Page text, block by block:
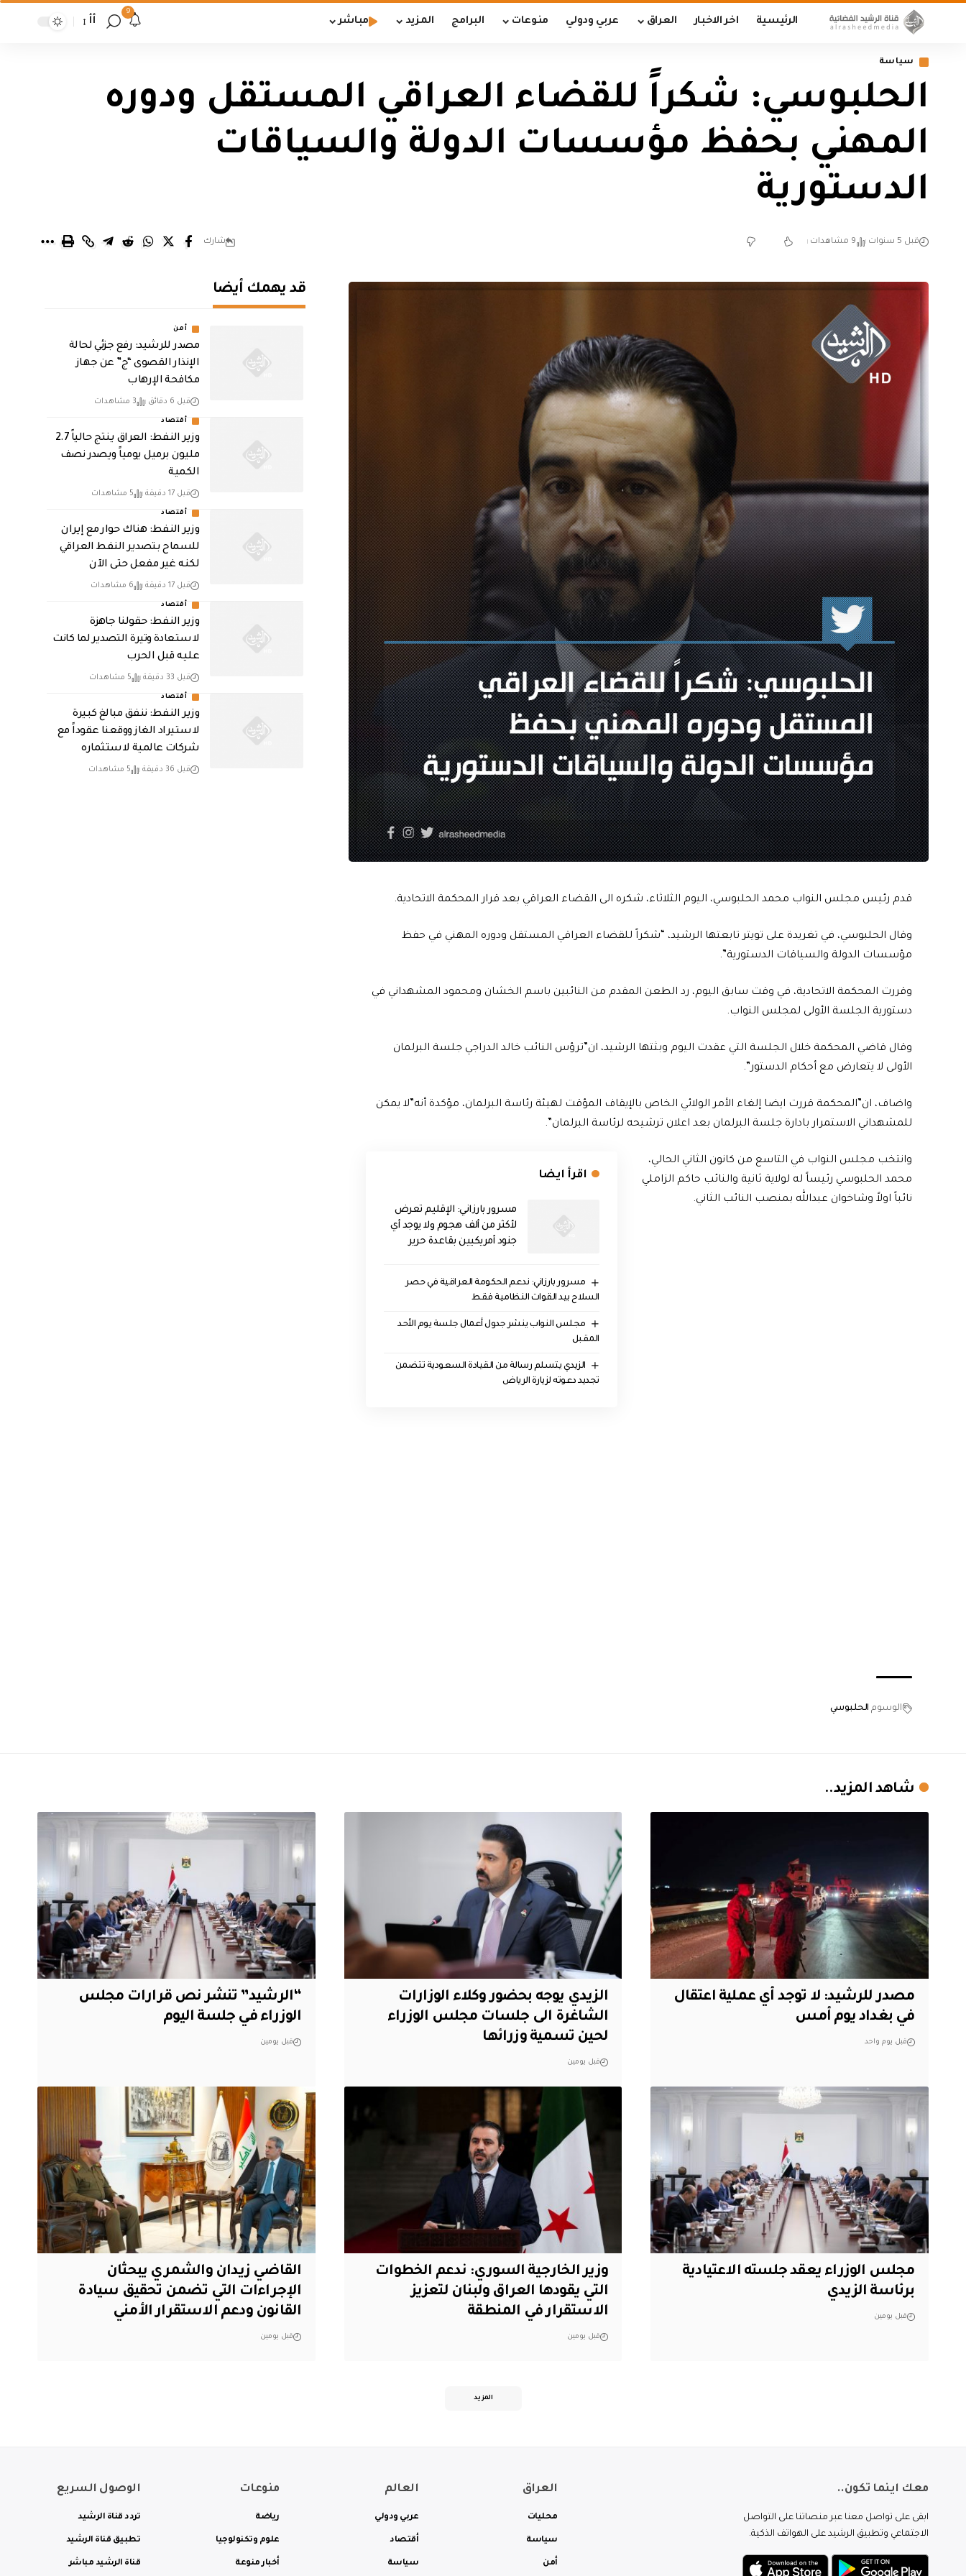
الرئيسية اخر الاخبار العراق عربي ودولي منوعات البرامج المزيد مباشر
9
أأ
سياسة
الحلبوسي: شكراً للقضاء العراقي المستقل ودوره
المهني بحفظ مؤسسات الدولة والسياقات
الدستورية
قبل 5 سنوات 9 مشاهدات شارك
قدم رئيس مجلس النواب محمد الحلبوسي، اليوم الثلاثاء، شكره الى القضاء العراقي بعد قرار المحكمة الاتحادية.
وقال الحلبوسي، في تغريدة على تويتر تابعتها الرشيد، “شكراً للقضاء العراقي المستقل ودوره المهني في حفظ
مؤسسات الدولة والسياقات الدستورية”.
وقررت المحكمة الاتحادية، في وقت سابق اليوم، رد الطعن المقدم من النائبين باسم الخشان ومحمود المشهداني في
دستورية الجلسة الأولى لمجلس النواب.
وقال قاضي المحكمة خلال الجلسة التي عقدت اليوم وبثتها الرشيد، ان”ترؤس النائب خالد الدراجي جلسة البرلمان
الأولى لا يتعارض مع أحكام الدستور”.
واضاف، ان”المحكمة قررت ايضا إلغاء الأمر الولائي الخاص بالإيقاف المؤقت لهيئة رئاسة البرلمان، مؤكدة أنه”لا يمكن
للمشهداني الاستمرار بادارة جلسة البرلمان بعد اعلان ترشيحه لرئاسة البرلمان”.
اقرأ ايضا
مسرور بارزاني: الإقليم تعرض
لأكثر من ألف هجوم ولا يوجد أي
جنود أمريكيين بقاعدة حرير
مسرور بارزاني: ندعم الحكومة العراقية في حصر
السلاح بيد القوات النظامية فقط
مجلس النواب ينشر جدول أعمال جلسة يوم الأحد
المقبل
الزيدي يتسلم رسالة من القيادة السعودية تتضمن
تجديد دعوته لزيارة الرياض
وانتخب مجلس النواب في التاسع من كانون الثاني الحالي،
محمد الحلبوسي رئيساً له لولاية ثانية والنائب حاكم الزاملي
نائباً اولاً وشاخوان عبدالله بمنصب النائب الثاني.
الوسوم الحلبوسي
قد يهمك أيضا
أمن
مصدر للرشيد: رفع جزئي لحالة
الإنذار القصوى “ج” عن جهاز
مكافحة الإرهاب
قبل 6 دقائق 3 مشاهدات
أقتصاد
وزير النفط: العراق ينتج حالياً 2.7
مليون برميل يومياً ويصدر نصف
الكمية
قبل 17 دقيقة 5 مشاهدات
أقتصاد
وزير النفط: هناك حوار مع إيران
للسماح بتصدير النفط العراقي
لكنه غير مفعل حتى الآن
قبل 17 دقيقة 6 مشاهدات
أقتصاد
وزير النفط: حقولنا جاهزة
لاستعادة وتيرة التصدير لما كانت
عليه قبل الحرب
قبل 33 دقيقة 5 مشاهدات
أقتصاد
وزير النفط: ننفق مبالغ كبيرة
لاستيراد الغاز ووقعنا عقوداً مع
شركات عالمية لاستثماره
قبل 36 دقيقة 5 مشاهدات
شاهد المزيد..
مصدر للرشيد: لا توجد أي عملية اعتقال
في بغداد يوم أمس
قبل يوم واحد
الزيدي يوجه بحضور وكلاء الوزارات
الشاغرة الى جلسات مجلس الوزراء
لحين تسمية وزرائها
قبل يومين
“الرشيد” تنشر نص قرارات مجلس
الوزراء في جلسة اليوم
قبل يومين
مجلس الوزراء يعقد جلسته الاعتيادية
برئاسة الزيدي
قبل يومين
وزير الخارجية السوري: ندعم الخطوات
التي يقودها العراق ولبنان لتعزيز
الاستقرار في المنطقة
قبل يومين
القاضي زيدان والشمري يبحثان
الإجراءات التي تضمن تحقيق سيادة
القانون ودعم الاستقرار الأمني
قبل يومين
المزيد
معك اينما تكون..
ابقى على تواصل معنا عبر منصاتنا على التواصل
الاجتماعي وتطبيق الرشيد على الهواتف الذكية.
العراق
محليات
سياسة
أمن
العالم
عربي ودولي
أقتصاد
سياسة
منوعات
رياضة
علوم وتكنولوجيا
أخبار منوعة
الوصول السريع
تردد قناة الرشيد
تطبيق قناة الرشيد
قناة الرشيد مباشر